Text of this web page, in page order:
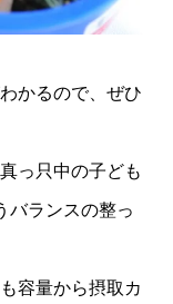
かるので、ぜひ
っ只中の子ども
バランスの整っ
容量から摂取カ